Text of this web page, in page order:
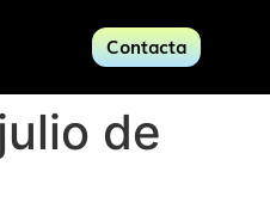
Contacta
de